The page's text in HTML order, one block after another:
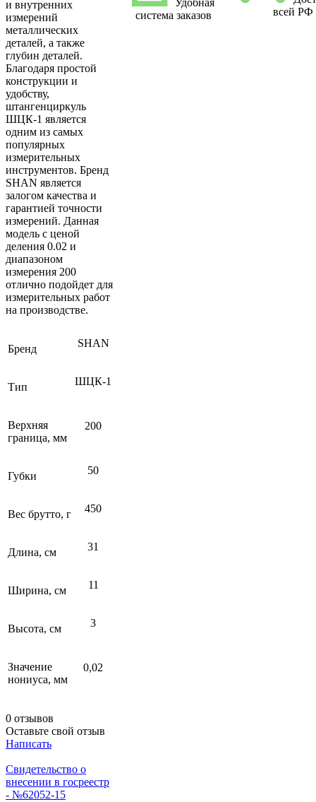
и внутренних
измерений
металлических
деталей, а также
глубин деталей.
Благодаря простой
конструкции и
удобству,
штангенциркуль
ШЦК-1 является
одним из самых
популярных
измерительных
инструментов. Бренд
SHAN является
залогом качества и
гарантией точности
измерений. Данная
модель с ценой
деления 0.02 и
диапазоном
измерения 200
отлично подойдет для
измерительных работ
на производстве.
Бренд SHAN
Тип ШЦК-1
Верхняя
граница, мм
200
Губки 50
Вес брутто, г 450
Длина, см 31
Ширина, см 11
Высота, см 3
Значение
нониуса, мм
0,02
0 отзывов
Оставьте свой отзыв
Написать
Свидетельство о
внесении в госреестр
- №62052-15
Удобная
система заказов
всей РФ